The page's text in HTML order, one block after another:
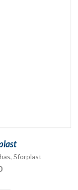
, Sforplast
Faixa
preço: